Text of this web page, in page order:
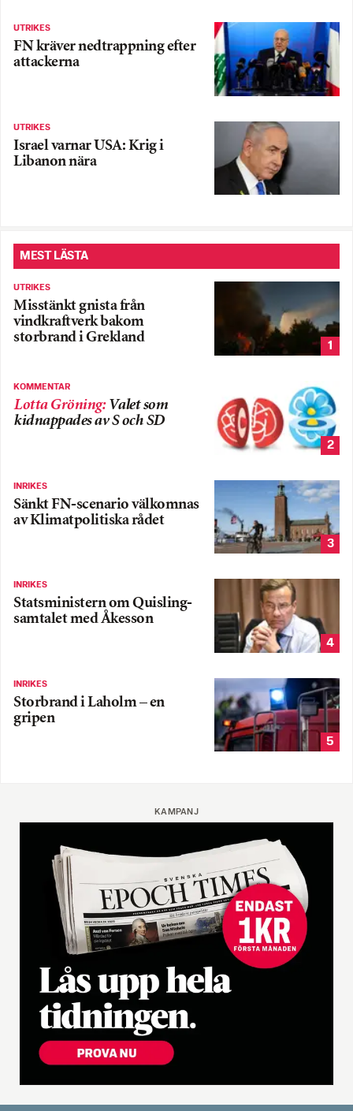
UTRIKES
FN kräver nedtrappning efter
attackerna
UTRIKES
Israel varnar USA: Krig i
Libanon nära
MEST LÄSTA
UTRIKES
Misstänkt gnista från
vindkraftverk bakom
storbrand i Grekland
1
KOMMENTAR
Lotta Gröning: Valet som
kidnappades av S och SD
2
INRIKES
Sänkt FN-scenario välkomnas
av Klimatpolitiska rådet
3
INRIKES
Statsministern om Quisling-
samtalet med Åkesson
4
INRIKES
Storbrand i Laholm – en
gripen
5
KAMPANJ